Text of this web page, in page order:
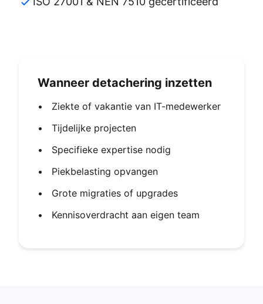
Wanneer detachering inzetten
•
Ziekte of vakantie van IT-medewerker
•
Tijdelijke projecten
•
Specifieke expertise nodig
•
Piekbelasting opvangen
•
Grote migraties of upgrades
•
Kennisoverdracht aan eigen team